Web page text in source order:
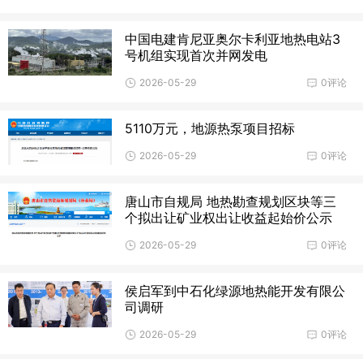
中国电建肯尼亚奥尔卡利亚地热电站3
号机组实现首次并网发电
0评论
2026-05-29
5110万元，地源热泵项目招标
0评论
2026-05-29
唐山市自规局 地热勘查规划区块等三
个拟出让矿业权出让收益起始价公示
0评论
2026-05-29
侯启军到中石化绿源地热能开发有限公
司调研
0评论
2026-05-29